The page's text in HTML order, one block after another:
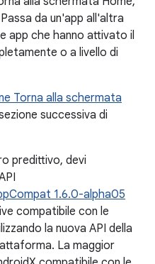
da un'app all'altra
app che hanno attivato il
o a livello di
Torna alla schermata
successiva di
predittivo, devi
1.6.0-alpha05
compatibile con le
la nuova API della
La maggior